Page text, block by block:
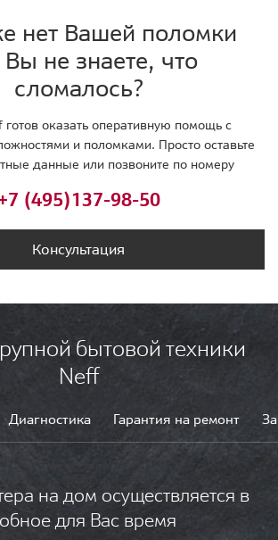
нет Вашей поломки
не знаете, что
сломалось?
готов оказать оперативную помощь с
и поломками. Просто оставьте
данные или позвоните по номеру
(495)137-98-50
Консультация
бытовой техники
Neff
Диагностика Гарантия на ремонт
на дом осуществляется в
для Вас время